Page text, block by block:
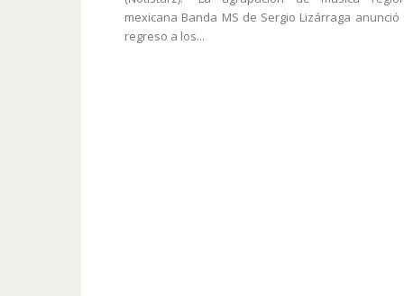
mexicana Banda MS de Sergio Lizárraga anunció
regreso a los...